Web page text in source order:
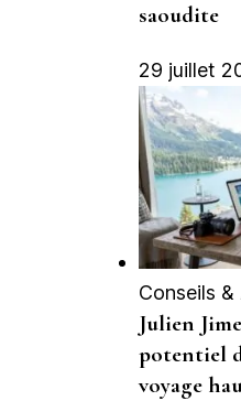
saoudite
29 juillet
Conseils
Julien
potentiel
voyage